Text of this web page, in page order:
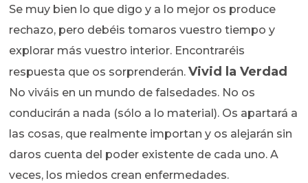
Se muy bien lo que digo y a lo mejor os produce
rechazo, pero debéis tomaros vuestro tiempo y
explorar más vuestro interior. Encontraréis
respuesta que os sorprenderán.Vivid la Verdad
No viváis en un mundo de falsedades. No os
conducirán a nada (sólo a lo material). Os apartará a
las cosas, que realmente importan y os alejarán sin
daros cuenta del poder existente de cada uno. A
veces, los miedos crean enfermedades.